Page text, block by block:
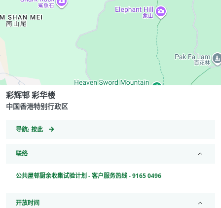
彩辉邨 彩华楼
中国香港特别行政区
导航: GeoCoordinates
按此
联络
公共屋邨厨余收集试验计划 - 客户服务热线 - 9165 0496
开放时间